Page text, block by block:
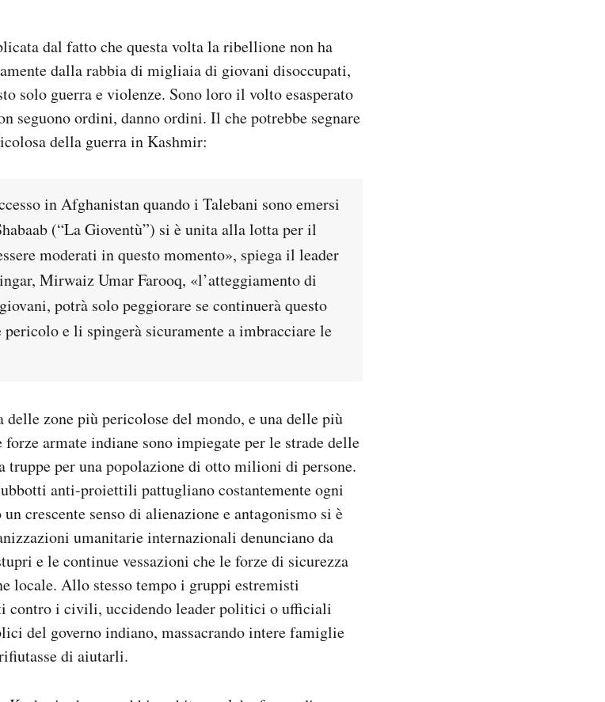
dal fatto che questa volta la ribellione non ha
dalla rabbia di migliaia di giovani disoccupati,
solo guerra e violenze. Sono loro il volto esasperato
seguono ordini, danno ordini. Il che potrebbe segnare
della guerra in Kashmir:
in Afghanistan quando i Talebani sono emersi
(“La Gioventù”) si è unita alla lotta per il
moderati in questo momento», spiega il leader
Mirwaiz Umar Farooq, «l’atteggiamento di
potrà solo peggiorare se continuerà questo
e li spingerà sicuramente a imbracciare le
zone più pericolose del mondo, e una delle più
armate indiane sono impiegate per le strade delle
per una popolazione di otto milioni di persone.
anti-proiettili pattugliano costantemente ogni
crescente senso di alienazione e antagonismo si è
umanitarie internazionali denunciano da
e le continue vessazioni che le forze di sicurezza
locale. Allo stesso tempo i gruppi estremisti
contro i civili, uccidendo leader politici o ufficiali
del governo indiano, massacrando intere famiglie
di aiutarli.